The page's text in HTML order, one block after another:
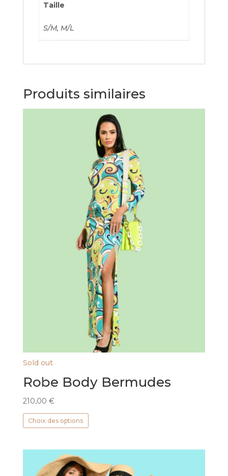
Taille
S/M, M/L
Produits similaires
Sold out
Robe Body Bermudes
210,00 €
Choix des options
Ce
plusieurs
variations.
Les